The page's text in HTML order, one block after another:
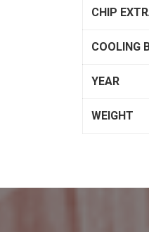
CHIP
COOLING
YEAR
WEIGHT